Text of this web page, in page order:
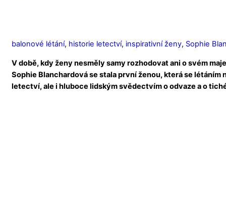
balonové létání, historie letectví, inspirativní ženy, Sophie
V době, kdy ženy nesměly samy rozhodovat ani o svém
Sophie Blanchardová se stala první ženou, která se
letectví, ale i hluboce lidským svědectvím o odvaze a o